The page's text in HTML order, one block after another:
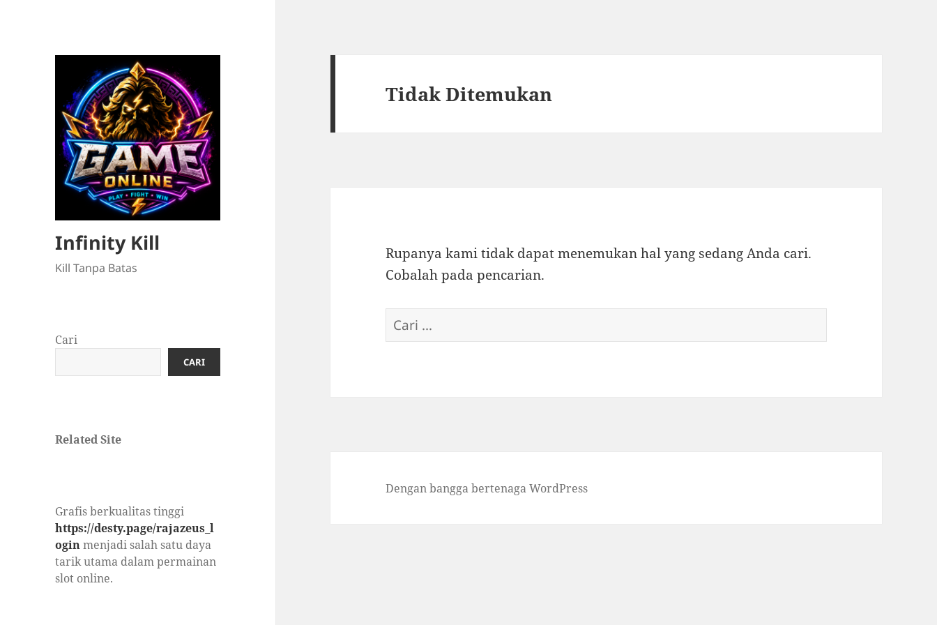
Infinity Kill
Kill Tanpa Batas
Cari
CARI
Related Site
Grafis berkualitas tinggi
https://desty.page/rajazeus_l
oginmenjadi salah satu daya
tarik utama dalam permainan
slot online.
Tidak Ditemukan
Rupanya kami tidak dapat menemukan hal yang sedang Anda cari.
Cobalah pada pencarian.
Cari
untuk:
Dengan bangga bertenaga WordPress